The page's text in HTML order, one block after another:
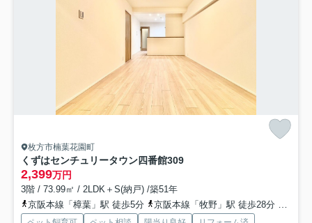
枚方市楠葉花園町
くずはセンチュリータウン四番館309
2,399万円
3階 / 73.99㎡ / 2LDK＋S(納戸) /築51年
京阪本線「樟葉」駅 徒歩5分
京阪本線「牧野」駅 徒歩28分 京阪